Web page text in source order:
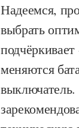
Надеемся,
выбрать
меняются